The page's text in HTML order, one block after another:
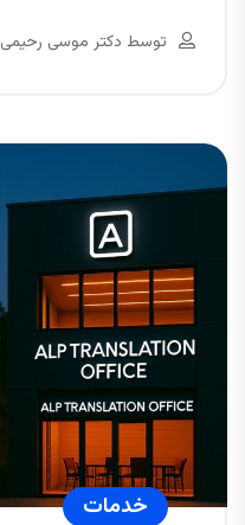
توسط دکتر موسی رحیمی
خدمات